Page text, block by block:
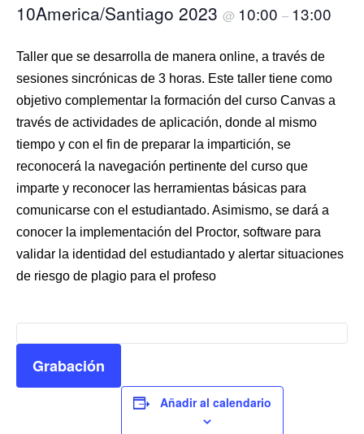
10America/Santiago 2023 @ 10:00 – 13:00
Taller que se desarrolla de manera online, a través de
sesiones sincrónicas de 3 horas. Este taller tiene como
objetivo complementar la formación del curso Canvas a
través de actividades de aplicación, donde al mismo
tiempo y con el fin de preparar la impartición, se
reconocerá la navegación pertinente del curso que
imparte y reconocer las herramientas básicas para
comunicarse con el estudiantado. Asimismo, se dará a
conocer la implementación del Proctor, software para
validar la identidad del estudiantado y alertar situaciones
de riesgo de plagio para el profeso
Grabación
Añadir al calendario